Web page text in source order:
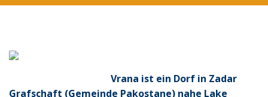
Vrana ist ein Dorf in Zadar
Grafschaft (Gemeinde Pakostane) nahe Lake